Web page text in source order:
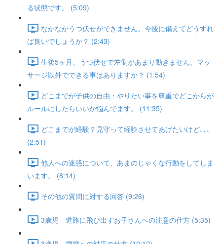
る状態です。 (5:09)
なかなかうつ伏せができません。今後に備えてどうすれ
ば良いでしょうか？ (2:43)
生後5ヶ月、うつ伏せで左側があまり動きません。マッ
サージ以外でできる事はありますか？ (1:54)
どこまでが子供の自由・やりたい事を尊重でどこからが
ルールにしたらいいか悩んでます。 (11:35)
どこまでが経験？見守って経験させてあげたいけど､､､
(2:51)
他人への迷惑について、あまのじゃくな行動をしてしま
います。 (8:14)
その他の質問に対する回答 (9:26)
3歳児 道路に飛び出すお子さんへの注意の仕方 (5:35)